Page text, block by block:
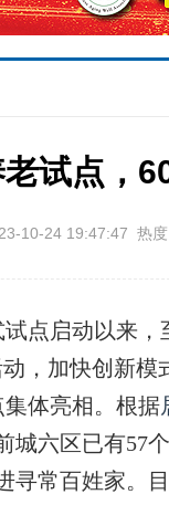
试点，
10-24 19:47:47 热
试点启动以来
，加快创新
体亮相。根据
城六区已有57
寻常百姓家。